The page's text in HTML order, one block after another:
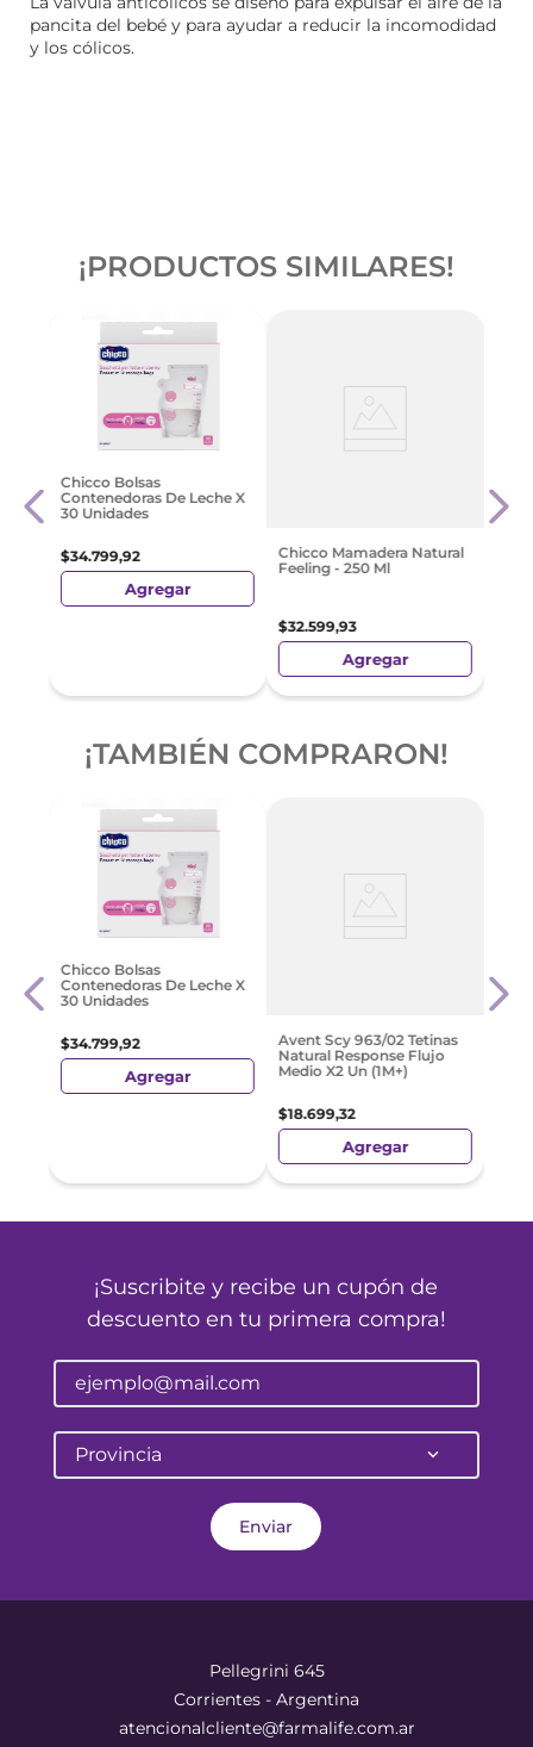
pancita del bebé y para ayudar a reducir la incomodidad
y los cólicos.
¡PRODUCTOS SIMILARES!
Chicco Bolsas
Contenedoras De Leche X
30 Unidades
$34.799,92
Agregar
Chicco Mamadera Natural
Feeling - 250 Ml
$32.599,93
Agregar
¡TAMBIÉN COMPRARON!
Chicco Bolsas
Contenedoras De Leche X
30 Unidades
$34.799,92
Agregar
Avent Scy 963/02 Tetinas
Natural Response Flujo
Medio X2 Un (1M+)
$18.699,32
Agregar
¡Suscribite y recibe un cupón de
descuento en tu primera compra!
Provincia
Enviar
Pellegrini 645
Corrientes - Argentina
atencionalcliente@farmalife.com.ar